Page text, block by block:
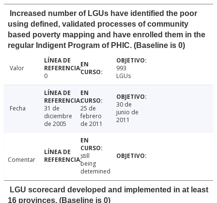
Increased number of LGUs have identified the poor
using defined, validated processes of community
based poverty mapping and have enrolled them in the
regular Indigent Program of PHIC. (Baseline is 0)
Valor
0
993
LGUs
Fecha
31 de
diciembre
de 2005
25 de
febrero
de 2011
30 de
junio de
2011
Comentar
still
being
detemined
LGU scorecard developed and implemented in at least
16 provinces. (Baseline is 0)